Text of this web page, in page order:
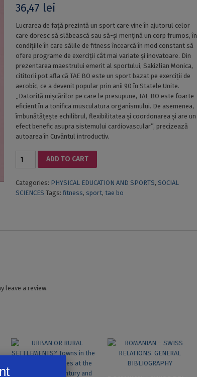
36,47 lei
Lucrarea de față prezintă un sport care vine în ajutorul celor
care doresc să slăbească sau să-și mențină un corp frumos, în
condițiile în care sălile de fitness încearcă în mod constant să
ofere programe de exerciții cât mai variate și inovatoare. Din
prezentarea maestrului emerit al sportului, Sakizlian Monica,
cititorii pot afla că TAE BO este un sport bazat pe exerciții de
aerobic, ce a devenit popular prin anii 90 în Statele Unite.
„Datorită mișcărilor pe care le presupune, TAE BO este foarte
eficient în a tonifica musculatura organismului. De asemenea,
îmbunătățește echilibrul, flexibilitatea și coordonarea și are un
efect benefic asupra sistemului cardiovascular”, precizează
autoarea în Cuvântul introductiv.
THEORETICAL
TEACHING
TAE
ADD TO CART
Categories: PHYSICAL EDUCATION AND SPORTS,SOCIAL
SCIENCES Tags:fitness, sport,tae bo
leave a review.